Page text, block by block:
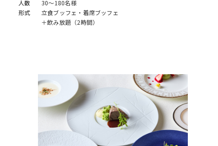
人数
30～180名様
形式
立食ブッフェ・着席ブッフェ
＋飲み放題（2時間）